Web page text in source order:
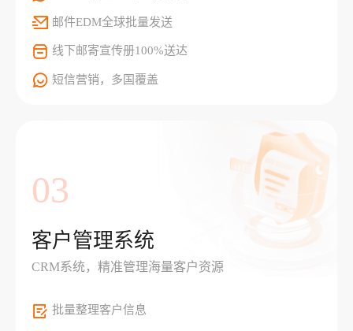
邮件EDM全球批量发送
线下邮寄宣传册100%送达
短信营销，多国覆盖
03
客户管理系统
CRM系统，精准管理海量客户资源
批量整理客户信息